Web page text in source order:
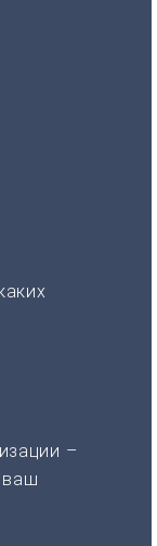
–
ваш